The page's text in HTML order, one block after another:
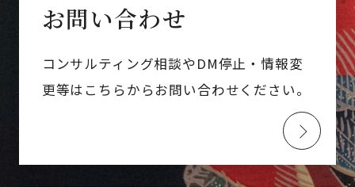
お問い合わせ
コンサルティング相談やDM停止・情報変
更等はこちらからお問い合わせください。